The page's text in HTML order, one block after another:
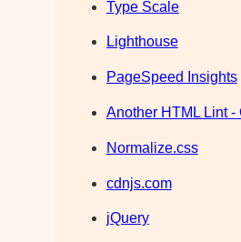
Type Scale
Lighthouse
PageSpeed Insights
Another HTML Lint -
Normalize.css
cdnjs.com
jQuery